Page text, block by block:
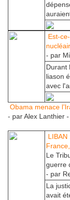
Est-
- par
Durant
liason
avec
Obama menace
- par Alex Lanthier
LIBAN
Le
guerre
- par
La
avait